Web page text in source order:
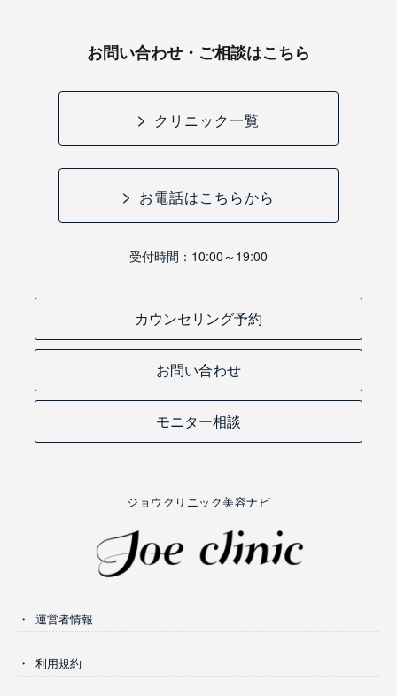
お問い合わせ・ご相談はこちら
クリニック一覧
お電話はこちらから
受付時間：10:00～19:00
カウンセリング予約
お問い合わせ
モニター相談
ジョウクリニック美容ナビ
運営者情報
利用規約